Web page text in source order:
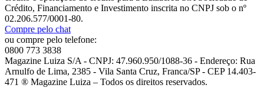
Crédito, Financiamento e Investimento inscrita no CNPJ sob o nº
02.206.577/0001-80.
Compre pelo chat
ou compre pelo telefone:
0800 773 3838
Magazine Luiza S/A - CNPJ: 47.960.950/1088-36 - Endereço: Rua
Arnulfo de Lima, 2385 - Vila Santa Cruz, Franca/SP - CEP 14.403-
471 ® Magazine Luiza – Todos os direitos reservados.